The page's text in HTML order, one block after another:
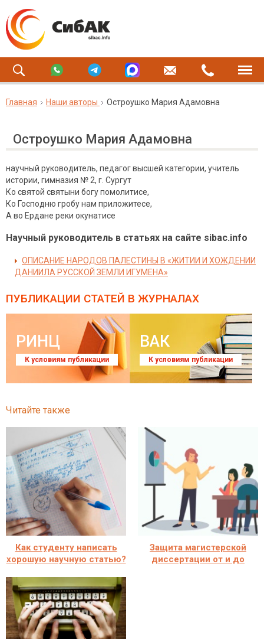
Главная Наши авторы Остроушко Мария Адамовна
Остроушко Мария Адамовна
научный руководитель, педагог высшей категории, учитель
истории, гимназия № 2, г. Сургут
Ко святой святыни богу помолитисе,
Ко Господню гробу нам приложитесе,
А во Ердане реки окунатисе
Научный руководитель в статьях на сайте sibac.info
ОПИСАНИЕ НАРОДОВ ПАЛЕСТИНЫ В «ЖИТИИ И ХОЖДЕНИИ
ДАНИИЛА РУССКОЙ ЗЕМЛИ ИГУМЕНА»
ПУБЛИКАЦИИ СТАТЕЙ В ЖУРНАЛАХ
РИНЦ
К условиям публикации
ВАК
К условиям публикации
Читайте также
Как студенту написать
хорошую научную статью?
Защита магистерской
диссертации от и до